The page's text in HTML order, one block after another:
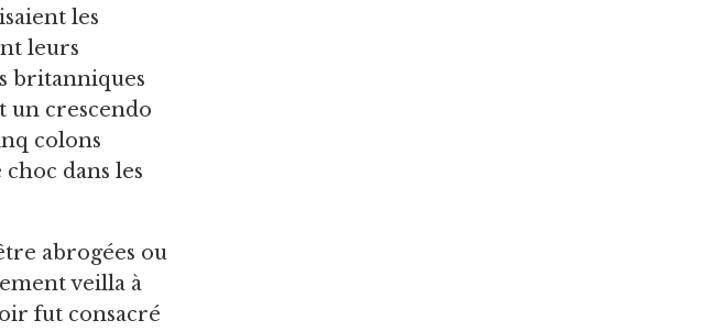
les
leurs
britanniques
un crescendo
colons
dans les
abrogées ou
veilla à
fut consacré